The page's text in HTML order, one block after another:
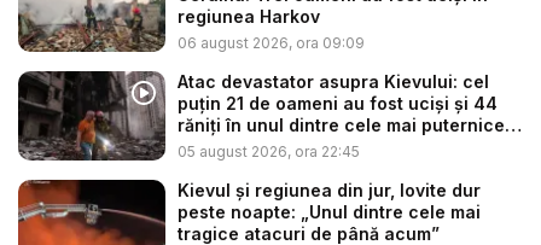
regiunea Harkov
06 august 2026, ora 09:09
Atac devastator asupra Kievului: cel
puțin 21 de oameni au fost uciși și 44
răniți în unul dintre cele mai puternice
...
05 august 2026, ora 22:45
Kievul și regiunea din jur, lovite dur
peste noapte: „Unul dintre cele mai
tragice atacuri de până acum”